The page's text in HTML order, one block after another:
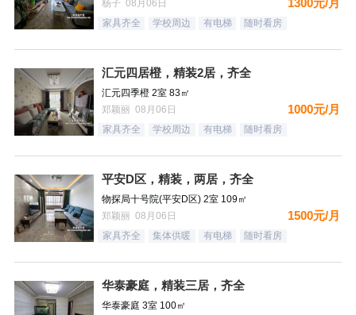
杨子 08月06日
1300元/月
家具齐全 学校周边 有电梯 随时看房
汇元四居橙，精装2居，齐全
汇元四季橙 2室 83㎡
郑颖丽 08月06日
1000元/月
家具齐全 学校周边 有电梯 随时看房
平安D区，精装，两居，齐全
物探局十号院(平安D区) 2室 109㎡
郑颖丽 08月06日
1500元/月
家具齐全 集体供暖 有电梯 随时看房
华泰豪庭，精装三居，齐全
华泰豪庭 3室 100㎡